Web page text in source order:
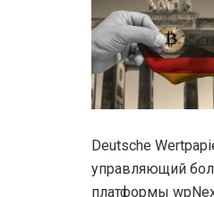
Deutsche
управляющий
платформы